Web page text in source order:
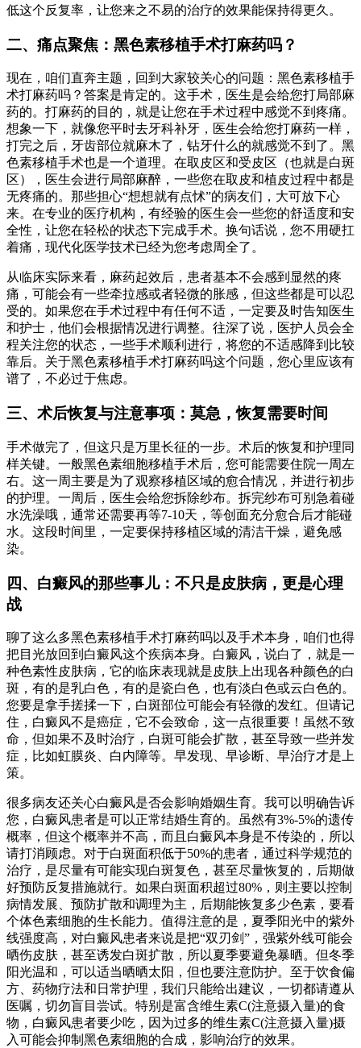
低这个反复率，让您来之不易的治疗的效果能保持得更久。
二、痛点聚焦：黑色素移植手术打麻药吗？
现在，咱们直奔主题，回到大家较关心的问题：黑色素移植手
术打麻药吗？答案是肯定的。这手术，医生是会给您打局部麻
药的。打麻药的目的，就是让您在手术过程中感觉不到疼痛。
想象一下，就像您平时去牙科补牙，医生会给您打麻药一样，
打完之后，牙齿部位就麻木了，钻牙什么的就感觉不到了。黑
色素移植手术也是一个道理。在取皮区和受皮区（也就是白斑
区），医生会进行局部麻醉，一些您在取皮和植皮过程中都是
无疼痛的。那些担心“想想就有点怵”的病友们，大可放下心
来。在专业的医疗机构，有经验的医生会一些您的舒适度和安
全性，让您在轻松的状态下完成手术。换句话说，您不用硬扛
着痛，现代化医学技术已经为您考虑周全了。
从临床实际来看，麻药起效后，患者基本不会感到显然的疼
痛，可能会有一些牵拉感或者轻微的胀感，但这些都是可以忍
受的。如果您在手术过程中有任何不适，一定要及时告知医生
和护士，他们会根据情况进行调整。往深了说，医护人员会全
程关注您的状态，一些手术顺利进行，将您的不适感降到比较
靠后。关于黑色素移植手术打麻药吗这个问题，您心里应该有
谱了，不必过于焦虑。
三、术后恢复与注意事项：莫急，恢复需要时间
手术做完了，但这只是万里长征的一步。术后的恢复和护理同
样关键。一般黑色素细胞移植手术后，您可能需要住院一周左
右。这一周主要是为了观察移植区域的愈合情况，并进行初步
的护理。一周后，医生会给您拆除纱布。拆完纱布可别急着碰
水洗澡哦，通常还需要再等7-10天，等创面充分愈合后才能碰
水。这段时间里，一定要保持移植区域的清洁干燥，避免感
染。
四、白癜风的那些事儿：不只是皮肤病，更是心理
战
聊了这么多黑色素移植手术打麻药吗以及手术本身，咱们也得
把目光放回到白癜风这个疾病本身。白癜风，说白了，就是一
种色素性皮肤病，它的临床表现就是皮肤上出现各种颜色的白
斑，有的是乳白色，有的是瓷白色，也有淡白色或云白色的。
您要是拿手搓揉一下，白斑部位可能会有轻微的发红。但请记
住，白癜风不是癌症，它不会致命，这一点很重要！虽然不致
命，但如果不及时治疗，白斑可能会扩散，甚至导致一些并发
症，比如虹膜炎、白内障等。早发现、早诊断、早治疗才是上
策。
很多病友还关心白癜风是否会影响婚姻生育。我可以明确告诉
您，白癜风患者是可以正常结婚生育的。虽然有3%-5%的遗传
概率，但这个概率并不高，而且白癜风本身是不传染的，所以
请打消顾虑。对于白斑面积低于50%的患者，通过科学规范的
治疗，是尽量有可能实现白斑复色，甚至尽量恢复的，后期做
好预防反复措施就行。如果白斑面积超过80%，则主要以控制
病情发展、预防扩散和调理为主，后期能恢复多少色素，要看
个体色素细胞的生长能力。值得注意的是，夏季阳光中的紫外
线强度高，对白癜风患者来说是把“双刃剑”，强紫外线可能会
晒伤皮肤，甚至诱发白斑扩散，所以夏季要避免暴晒。但冬季
阳光温和，可以适当晒晒太阳，但也要注意防护。至于饮食偏
方、药物疗法和日常护理，我们只能给出建议，一切都请遵从
医嘱，切勿盲目尝试。特别是富含维生素C(注意摄入量)的食
物，白癜风患者要少吃，因为过多的维生素C(注意摄入量)摄
入可能会抑制黑色素细胞的合成，影响治疗的效果。